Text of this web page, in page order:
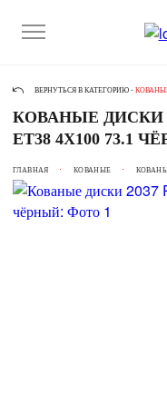
ВЕРНУТЬСЯ В КАТЕГОРИЮ -
КОВАНЫЕ ДИСКИ
ET38 4X100 73.1
ГЛАВНАЯ КОВАНЫЕ